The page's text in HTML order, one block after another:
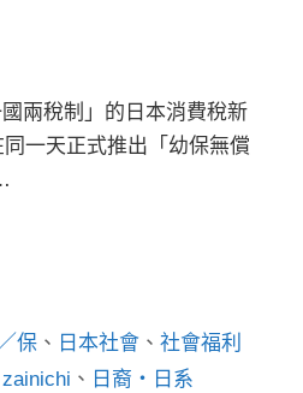
兩稅制」的日本消費稅新
一天正式推出「幼保無償
保 、 日本社會 、社會福利
、 日裔・日系